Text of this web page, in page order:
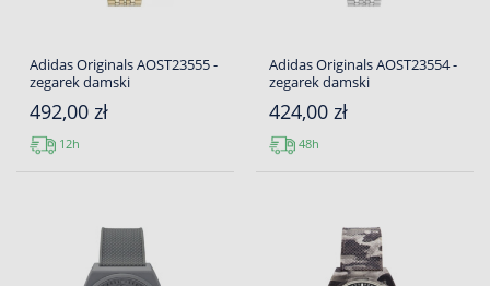
Adidas Originals AOST23555 -
zegarek damski
492,00 zł
12h
Adidas Originals AOST23554 -
zegarek damski
424,00 zł
48h